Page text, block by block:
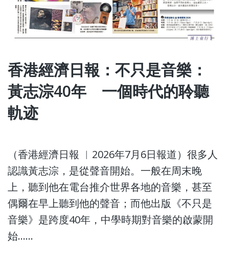
香港經濟日報：不只是音樂：
黃志淙40年 一個時代的聆聽
軌迹
（香港經濟日報 ︳2026年7月6日報道）很多人
認識黃志淙，是從聲音開始。一般在周末晚
上，聽到他在電台推介世界各地的音樂，甚至
偶爾在早上聽到他的聲音；而他出版《不只是
音樂》是跨度40年，中學時期對音樂的啟蒙開
始……